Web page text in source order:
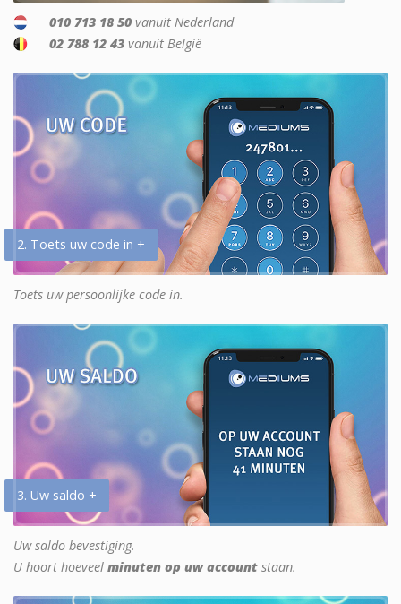
010 713 18 50 vanuit Nederland
02 788 12 43 vanuit België
2. Toets uw code in +
Toets uw persoonlijke code in.
3. Uw saldo +
Uw saldo bevestiging.
U hoort hoeveel minuten op uw account staan.